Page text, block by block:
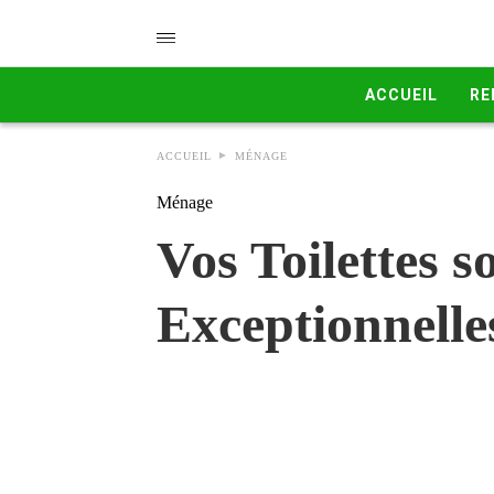
ACCUEIL
ACCUEIL MÉNAGE
Ménage
Vos Toilettes